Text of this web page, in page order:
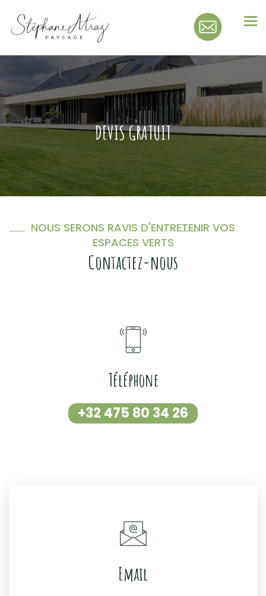
DEVIS GRATUIT
NOUS SERONS RAVIS D'ENTRETENIR VOS
ESPACES VERTS
Contactez-nous
Téléphone
+32 475 80 34 26
Email